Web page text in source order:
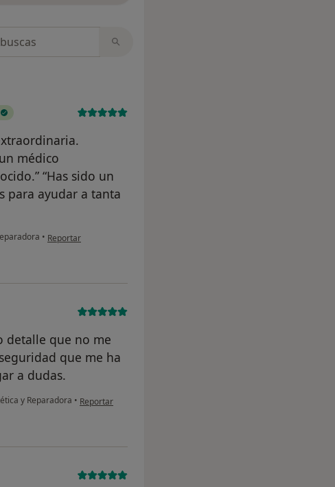
médico
“Has sido un
para ayudar a tanta
• en opinión del usuario Encarnación María Suárez Rivera
Reportar
detalle que no me
que me ha
a dudas.
y Reparadora • en opinión del usuario NVM
Reportar